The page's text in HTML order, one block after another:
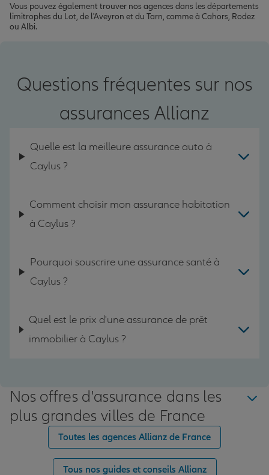
Vous pouvez également trouver nos agences dans les départements
limitrophes du Lot, de l'Aveyron et du Tarn, comme à Cahors, Rodez
ou Albi.
Questions fréquentes sur nos
assurances Allianz
Quelle est la meilleure assurance auto à
Caylus ?
Comment choisir mon assurance habitation
à Caylus ?
Pourquoi souscrire une assurance santé à
Caylus ?
Quel est le prix d'une assurance de prêt
immobilier à Caylus ?
Nos offres d'assurance dans les
plus grandes villes de France
Toutes les agences Allianz de France
Tous nos guides et conseils Allianz